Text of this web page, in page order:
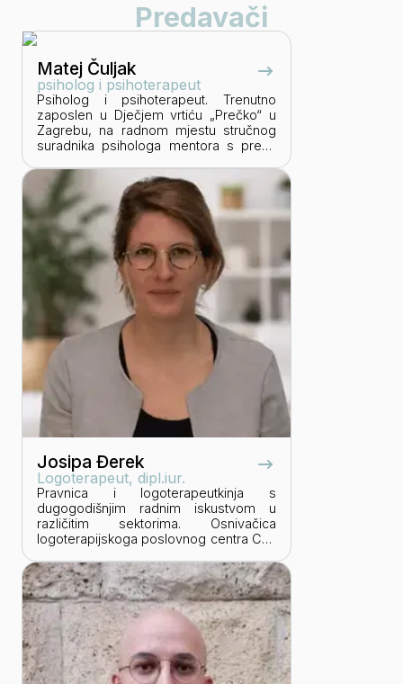
Predavači
Matej Čuljak
psiholog i psihoterapeut
Psiholog i psihoterapeut. Trenutno
zaposlen u Dječjem vrtiću „Prečko“ u
Zagrebu, na radnom mjestu stručnog
suradnika psihologa mentora s preko
ustanovama grada Zagreba. Završio je
četverogodišnju edukaciju za
psihoterapeuta – smjer logoterapija,
kao i edukaciju iz dječje psihodrame,
koja se sastoji od klasične morenovske
psihodrame, sociodrame i sociometrije
prilagođene za individualni i grupni rad
s djecom i mladima. Objavljuje
znanstvene i stručne radove, vodi
kreativne radionice te izlaže na
stručnim skupovima i konferencijama u
Hrvatskoj. Otac je šestero djece i autor
knjige "Umijeće sreće".
Josipa Đerek
Logoterapeut, dipl.iur.
Pravnica i logoterapeutkinja s
dugogodišnjim radnim iskustvom u
različitim sektorima. Osnivačica
logoterapijskoga poslovnog centra Co-
integracije logoterapije u poslovno
okruženje i stvaranja organizacijskih
kultura koje potiču smisao, osobni
razvoj i održivo poslovanje.